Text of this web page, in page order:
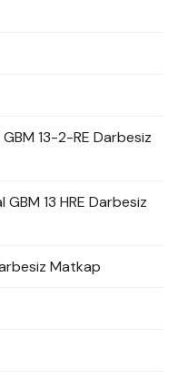
13-2-RE Darbesiz
13 HRE Darbesiz
Matkap